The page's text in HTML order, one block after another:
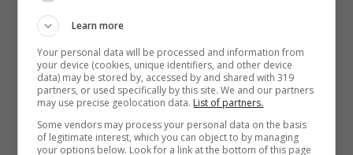
Nino Frassica con il gatto Hiro – (Fonte Instagram
La seconda volta le donne
venneroaccompagnate fuori dalle forze
dell’ordine,chiamate dai proprietari
Learn more
Your personal data will be processed and information from
your device (cookies, unique identifiers, and other device
data) may be stored by, accessed by and shared with 319
partners, or used specifically by this site. We and our partners
may use precise geolocation data. List of partners.
Some vendors may process your personal data on the basis
of legitimate interest, which you can object to by managing
your options below. Look for a link at the bottom of this page